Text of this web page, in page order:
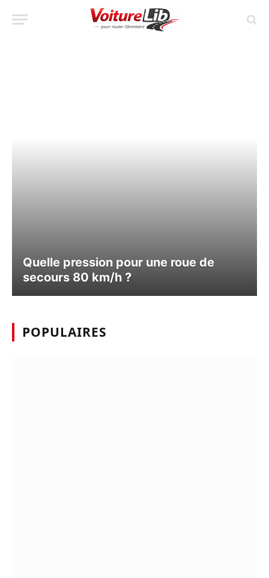
Quelle pression pour une roue de
secours 80 km/h ?
POPULAIRES